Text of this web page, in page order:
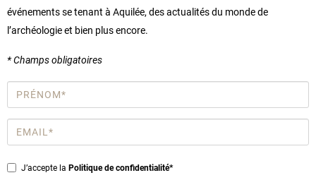
événements se tenant à Aquilée, des actualités du monde de
l’archéologie et bien plus encore.
* Champs obligatoires
Prénom
*
Email
*
Privacy
J’accepte la Politique de confidentialité*